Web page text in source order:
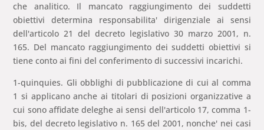
che analitico. Il mancato raggiungimento dei suddetti
obiettivi determina responsabilita' dirigenziale ai sensi
dell'articolo 21 del decreto legislativo 30 marzo 2001, n.
165. Del mancato raggiungimento dei suddetti obiettivi si
tiene conto ai fini del conferimento di successivi incarichi.
1-quinquies. Gli obblighi di pubblicazione di cui al comma
1 si applicano anche ai titolari di posizioni organizzative a
cui sono affidate deleghe ai sensi dell'articolo 17, comma 1-
bis, del decreto legislativo n. 165 del 2001, nonche' nei casi